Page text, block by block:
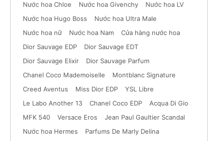
Nước hoa Chloe
Nước hoa Givenchy
Nước hoa LV
Nước hoa Hugo Boss
Nước hoa Ultra Male
Nước hoa nữ
Nước hoa Nam
Cửa hàng nước hoa
Dior Sauvage EDP
Dior Sauvage EDT
Dior Sauvage Elixir
Dior Sauvage Parfum
Chanel Coco Mademoiselle
Montblanc Signature
Creed Aventus
Miss Dior EDP
YSL Libre
Le Labo Another 13
Chanel Coco EDP
Acqua Di Gio
MFK 540
Versace Eros
Jean Paul Gaultier Scandal
Nước hoa Hermes
Parfums De Marly Delina